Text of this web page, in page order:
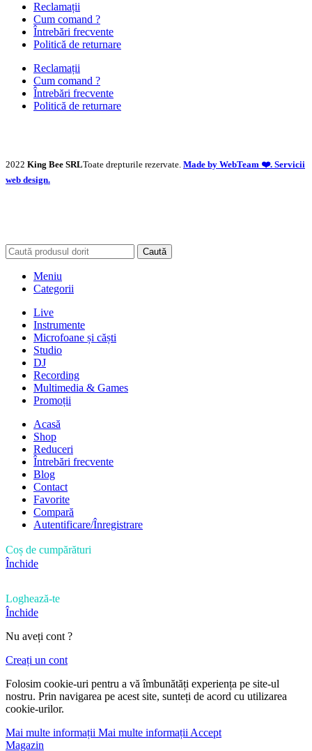
Reclamații
Cum comand ?
Întrebări frecvente
Politică de returnare
Reclamații
Cum comand ?
Întrebări frecvente
Politică de returnare
2022 King Bee SRLToate drepturile rezervate. Made by WebTeam ❤️. Servicii
web design.
Caută
Meniu
Categorii
Live
Instrumente
Microfoane și căști
Studio
DJ
Recording
Multimedia & Games
Promoții
Acasă
Shop
Reduceri
Întrebări frecvente
Blog
Contact
Favorite
Compară
Autentificare/Înregistrare
Coș de cumpărături
Închide
Loghează-te
Închide
Nu aveți cont ?
Creați un cont
Folosim cookie-uri pentru a vă îmbunătăți experiența pe site-ul
nostru. Prin navigarea pe acest site, sunteți de acord cu utilizarea
cookie-urilor.
Mai multe informații Mai multe informațiiAccept
Magazin